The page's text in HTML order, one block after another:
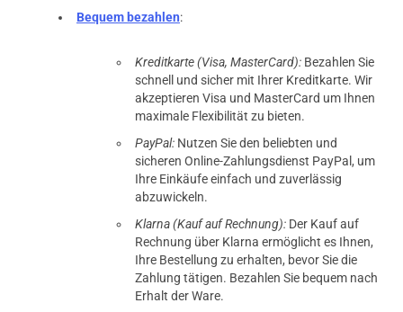
next
Bequem bezahlen:
Kreditkarte (Visa, MasterCard): Bezahlen Sie
schnell und sicher mit Ihrer Kreditkarte. Wir
akzeptieren Visa und MasterCard um Ihnen
maximale Flexibilität zu bieten.
PayPal: Nutzen Sie den beliebten und
sicheren Online-Zahlungsdienst PayPal, um
Ihre Einkäufe einfach und zuverlässig
abzuwickeln.
Klarna (Kauf auf Rechnung): Der Kauf auf
Rechnung über Klarna ermöglicht es Ihnen,
Ihre Bestellung zu erhalten, bevor Sie die
Zahlung tätigen. Bezahlen Sie bequem nach
Erhalt der Ware.